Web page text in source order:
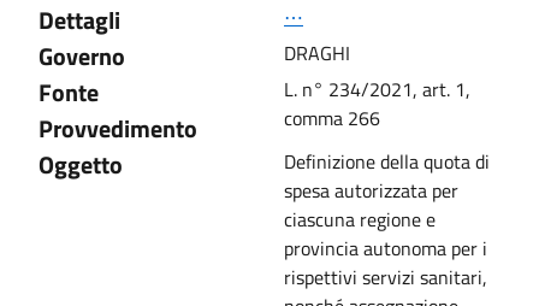
Dettagli
⋯
Governo DRAGHI
Fonte
Provvedimento
L. n° 234/2021, art. 1,
comma 266
Oggetto
Definizione della quota di
spesa autorizzata per
ciascuna regione e
provincia autonoma per i
rispettivi servizi sanitari,